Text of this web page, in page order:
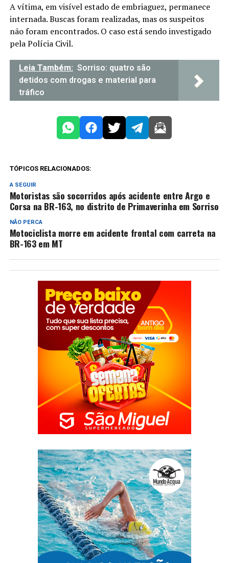
A vítima, em visível estado de embriaguez, permanece
internada. Buscas foram realizadas, mas os suspeitos
não foram encontrados. O caso está sendo investigado
pela Polícia Civil.
Leia Também: Sorriso: quatro são
detidos com drogas e material para
tráfico
TÓPICOS RELACIONADOS:
A SEGUIR
Motoristas são socorridos após acidente entre Argo e
Corsa na BR-163, no distrito de Primaverinha em Sorriso
NÃO PERCA
Motociclista morre em acidente frontal com carreta na
BR-163 em MT